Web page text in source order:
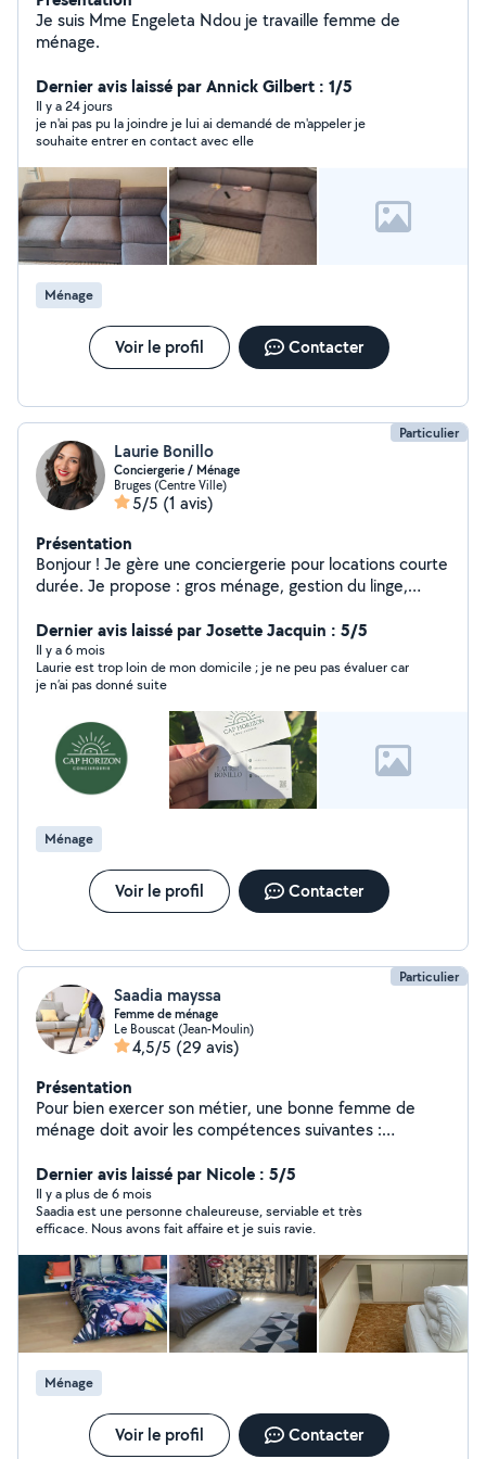
Je suis Mme Engeleta Ndou je travaille femme de
ménage.
Dernier avis laissé par Annick Gilbert : 1/5
Il y a 24 jours
je n'ai pas pu la joindre je lui ai demandé de m'appeler je
souhaite entrer en contact avec elle
Ménage
Voir le profil Contacter
Particulier
Laurie Bonillo
Conciergerie / Ménage
Bruges (Centre Ville)
5/5 (1 avis)
Présentation
Bonjour ! Je gère une conciergerie pour locations courte
durée. Je propose : gros ménage, gestion du linge,
Prestation à la carte ou tout compris. Sérieuse et
réactive, je m'occupe de votre logement en toute
tranquillité.
Dernier avis laissé par Josette Jacquin : 5/5
Il y a 6 mois
Laurie est trop loin de mon domicile ; je ne peu pas évaluer car
je n’ai pas donné suite
Ménage
Voir le profil Contacter
Particulier
Saadia mayssa
Femme de ménage
Le Bouscat (Jean-Moulin)
4,5/5 (29 avis)
Présentation
Pour bien exercer son métier, une bonne femme de
ménage doit avoir les compétences suivantes :
honnêteté et intégrité Rigueur et capacité d'adaptation
Sens de l'organisation et du travail bien fait Autonomie,
flexibilité et dynamisme Compétences techniques :
connaissances sur les procédés de nettoyage, les règles
d'hygiène, de propreté et de sécurité, les produits
d'entretien et leur utilisation...
Dernier avis laissé par Nicole : 5/5
Il y a plus de 6 mois
Saadia est une personne chaleureuse, serviable et très
efficace. Nous avons fait affaire et je suis ravie.
Ménage
Voir le profil Contacter